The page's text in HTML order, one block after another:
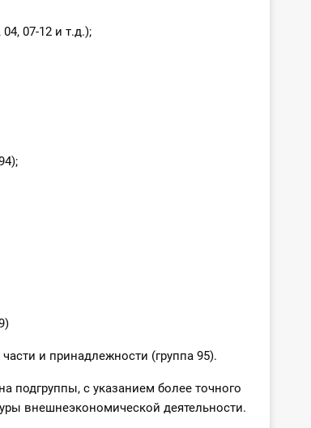
07-12 и т.д.);
и принадлежности (группа 95).
подгруппы, с указанием более точного
внешнеэкономической деятельности.